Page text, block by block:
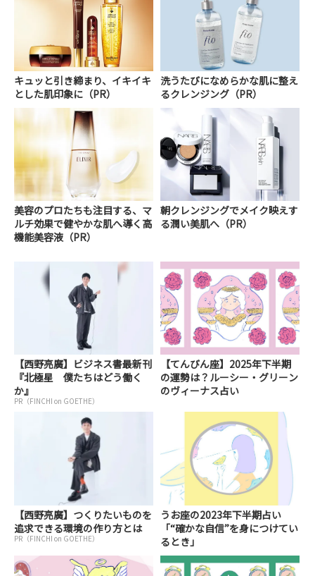
キュッと引き締まり、イキイキ
とした肌印象に（PR）
洗うたびになめらかな肌に整え
るクレンジング（PR）
美容のプロたちも注目する、マ
ルチ効果で健やかな肌へ導く高
機能美容液（PR）
朝クレンジングでメイク映えす
る潤い美肌へ（PR）
【西野亮廣】ビジネス書最新刊
『北極星 僕たちはどう働く
か』
PR（FINCHI on GOETHE）
【てんびん座】2025年下半期
の運勢は？ルーシー・グリーン
のヴィーナス占い
【西野亮廣】つくりたいものを
追求できる環境の作り方とは
PR（FINCHI on GOETHE）
うお座の2023年下半期占い
「“確かな自信”を身につけてい
るとき」